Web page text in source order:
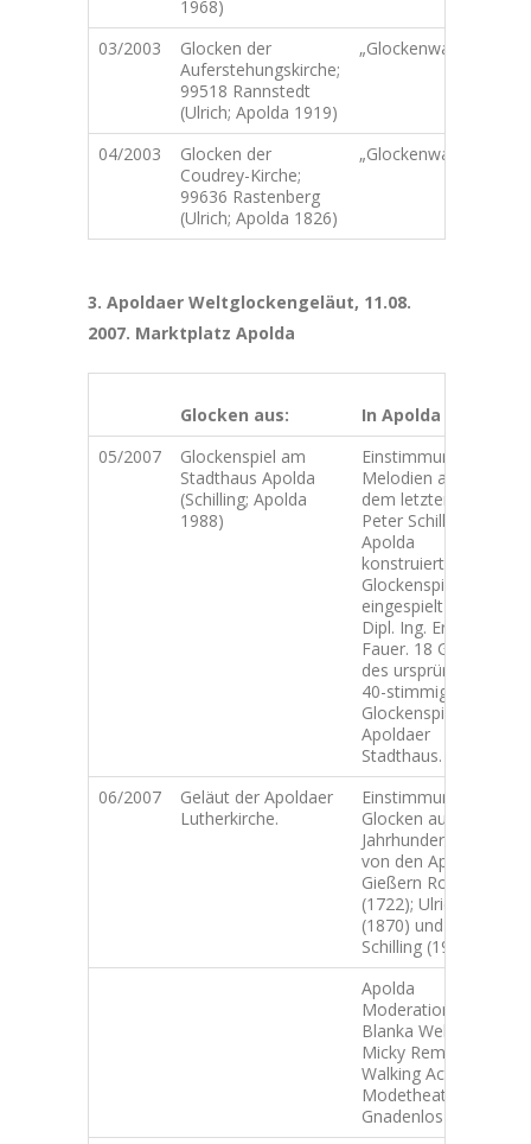
1968)
03/2003
Glocken der
Auferstehungskirche;
99518 Rannstedt
(Ulrich; Apolda 1919)
„Glockenwanderung“
04/2003
Glocken der
Coudrey-Kirche;
99636 Rastenberg
(Ulrich; Apolda 1826)
„Glockenwanderung“
3. Apoldaer Weltglockengeläut, 11.08.
2007. Marktplatz Apolda
Glocken aus: In Apolda
05/2007
Glockenspiel am
Stadthaus Apolda
(Schilling; Apolda
1988)
Einstimmung 1
Melodien auf
dem letzten von
Peter Schilling in
Apolda
konstruierten
Glockenspiel;
eingespielt von
Dipl. Ing. Ernst
Fauer. 18 Glocken
des ursprünglich
40-stimmigen
Glockenspiels am
Apoldaer
Stadthaus.
06/2007
Geläut der Apoldaer
Lutherkirche.
Einstimmung 2
Glocken aus drei
Jahrhunderten;
von den Apoldaer
Gießern Rose
(1722); Ulrich
(1870) und
Schilling (1950)
Apolda
Moderation:
Blanka Weber;
Micky Remann
Walking Act:
Modetheater
Gnadenlos Schick.